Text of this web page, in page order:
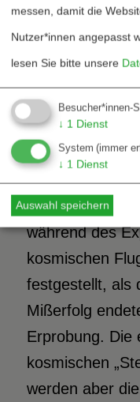
Meeresspiegel
reflektieren.
aber so, als
einem Berg mit
Meilen
während des
kosmischen
festgestellt, als
Mißerfolg
Erprobung. Die
kosmischen
werden aber
messen, damit die
Nutzer*innen angepasst
lesen Sie bitte unsere
Besucher*innen-
↓ 1 Dienst
System (immer
↓ 1 Dienst
Auswahl speichern